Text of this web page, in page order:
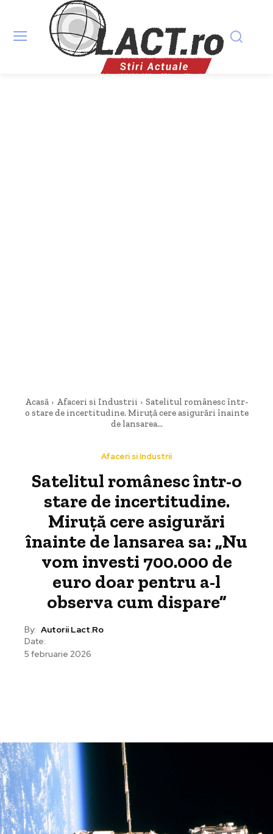
Acasă Afaceri si Industrii
Satelitul românesc într-
o stare de incertitudine. Miruță cere asigurări înainte
de lansarea...
Afaceri si Industrii
Satelitul românesc într-o
stare de incertitudine.
Miruță cere asigurări
înainte de lansarea sa: „Nu
vom investi 700.000 de
euro doar pentru a-l
observa cum dispare”
By: Autorii Lact.ro
Date:
5 februarie 2026